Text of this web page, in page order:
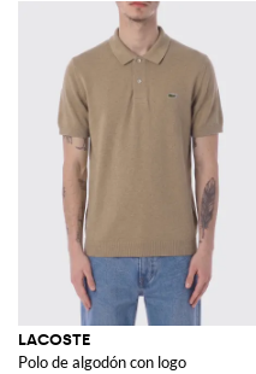
LACOSTE
Polo de algodón con logo